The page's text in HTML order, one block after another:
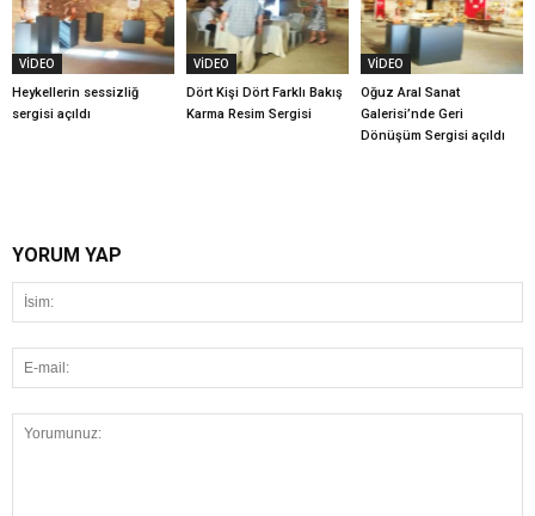
VİDEO
Heykellerin sessizliğ
sergisi açıldı
VİDEO
Dört Kişi Dört Farklı Bakış
Karma Resim Sergisi
VİDEO
Oğuz Aral Sanat
Galerisi’nde Geri
Dönüşüm Sergisi açıldı
YORUM YAP